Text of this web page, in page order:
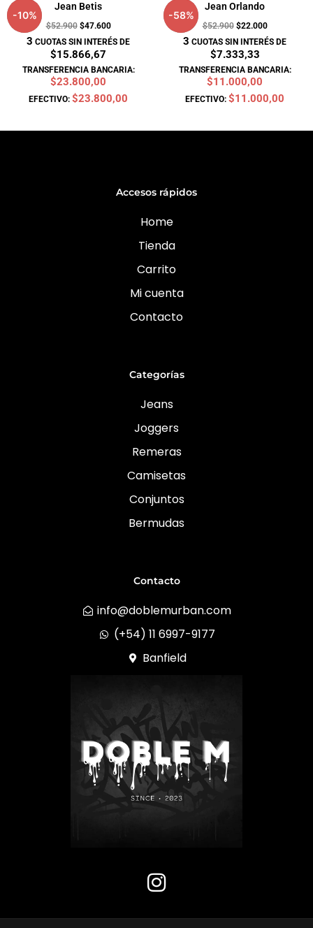
-10%
Jean Betis
$52.900 $47.600
3 CUOTAS SIN INTERÉS DE
$15.866,67
TRANSFERENCIA BANCARIA:
$23.800,00
EFECTIVO: $23.800,00
-58%
Jean Orlando
$52.900 $22.000
3 CUOTAS SIN INTERÉS DE
$7.333,33
TRANSFERENCIA BANCARIA:
$11.000,00
EFECTIVO: $11.000,00
Accesos rápidos
Home
Tienda
Carrito
Mi cuenta
Contacto
Categorías
Jeans
Joggers
Remeras
Camisetas
Conjuntos
Bermudas
Contacto
info@doblemurban.com
(+54) 11 6997-9177
Banfield
I
n
s